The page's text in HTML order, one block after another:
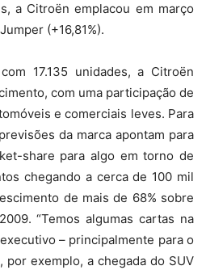
a Citroën emplacou em março
(+16,81%).
17.135 unidades, a Citroën
com uma participação de
e comerciais leves. Para
da marca apontam para
share para algo em torno de
chegando a cerca de 100 mil
de mais de 68% sobre
“Temos algumas cartas na
– principalmente para o
por exemplo, a chegada do SUV